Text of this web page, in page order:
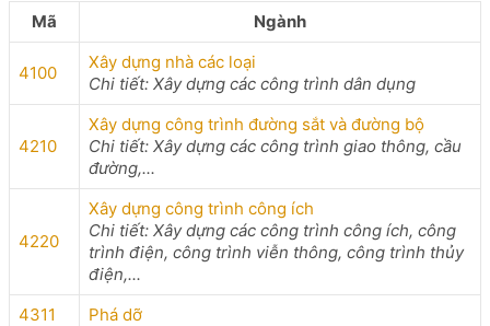
Mã Ngành
4100
Xây dựng nhà các loại
Chi tiết: Xây dựng các công trình dân dụng
4210
Xây dựng công trình đường sắt và đường bộ
Chi tiết: Xây dựng các công trình giao thông, cầu
đường,...
4220
Xây dựng công trình công ích
Chi tiết: Xây dựng các công trình công ích, công
trình điện, công trình viễn thông, công trình thủy
điện,...
4311
Phá dỡ